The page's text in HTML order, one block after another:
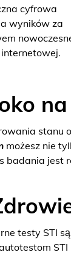
cyfrowa
wyników za
możesz nie
badania jest
testy STI